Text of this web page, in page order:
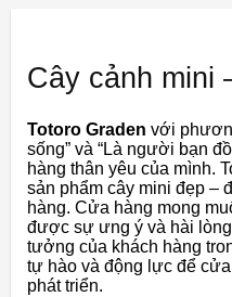
Cây cảnh mini
Totoro Graden với
sống” và “Là người bạn
hàng thân yêu của mình.
sản phẩm cây mini đẹp –
hàng. Cửa hàng mong
được sự ưng ý và hài lòng
tưởng của khách hàng
tự hào và động lực để
phát triển.